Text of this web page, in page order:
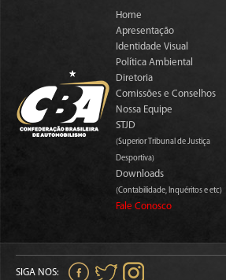
Home
Apresentação
Identidade Visual
Política Ambiental
Diretoria
Comissões e Conselhos
Nossa Equipe
STJD
(Superior Tribunal de Justiça
Desportiva)
Downloads
(Contabilidade, Inquéritos e etc)
Fale Conosco
SIGA NOS: